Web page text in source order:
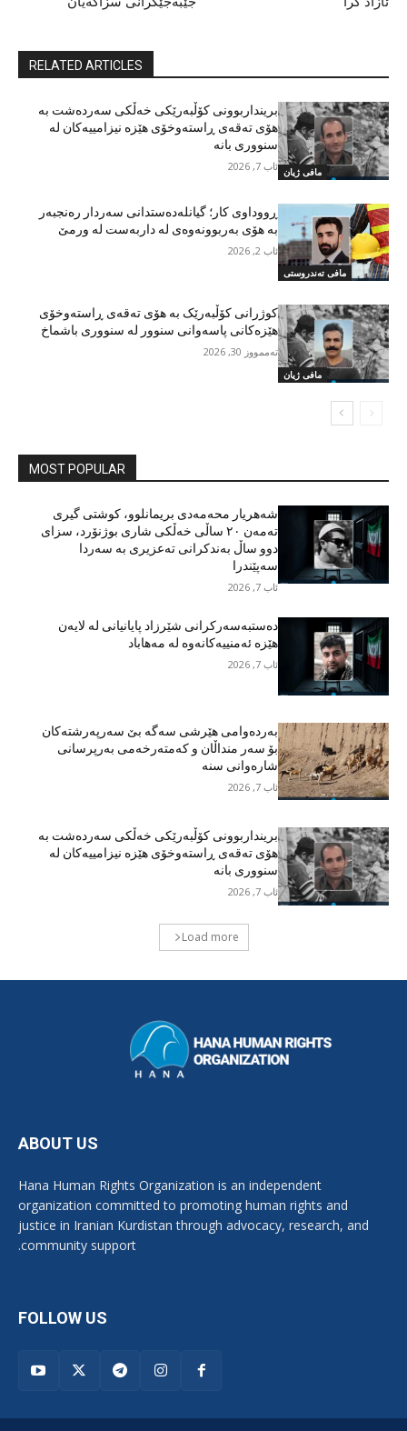
RELATED ARTICLES
مافی ژیان
برینداربوونی کۆڵبەرێکی خەڵکی سەردەشت بە
هۆی تەقەی ڕاستەوخۆی هێزە نیزامییەکان لە
سنووری بانە
ئاب 7, 2026
مافی تەندروستی
ڕووداوی کار؛ گیانلەدەستدانی سەردار رەنجبەر
بە هۆی بەربوونەوەی لە داربەست لە ورمێ
ئاب 2, 2026
مافی ژیان
کوژرانی کۆڵبەرێک بە هۆی تەقەی ڕاستەوخۆی
هێزەکانی پاسەوانی سنوور لە سنووری باشماخ
تەممووز 30, 2026
MOST POPULAR
شەهریار محەمەدی بریمانلوو، کوشتی گیری
تەمەن ٢٠ ساڵی خەڵکی شاری بوژنۆرد، سزای
دوو ساڵ بەندکرانی تەعزیری بە سەردا
سەپێندرا
ئاب 7, 2026
دەستبەسەرکرانی شێرزاد پایانیانی لە لایەن
هێزە ئەمنییەکانەوە لە مەهاباد
ئاب 7, 2026
بەردەوامی هێرشی سەگە بێ سەرپەرشتەکان
بۆ سەر منداڵان و کەمتەرخەمی بەرپرسانی
شارەوانی سنە
ئاب 7, 2026
برینداربوونی کۆڵبەرێکی خەڵکی سەردەشت بە
هۆی تەقەی ڕاستەوخۆی هێزە نیزامییەکان لە
سنووری بانە
ئاب 7, 2026
Load more
ABOUT US
Hana Human Rights Organization is an independent
organization committed to promoting human rights and
justice in Iranian Kurdistan through advocacy, research, and
community support.
FOLLOW US